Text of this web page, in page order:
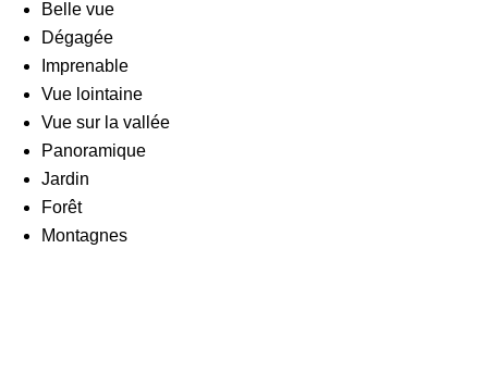
Belle vue
Dégagée
Imprenable
Vue lointaine
Vue sur la vallée
Panoramique
Jardin
Forêt
Montagnes